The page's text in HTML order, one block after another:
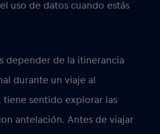
uso de datos cuando estás
depender de la itinerancia
durante un viaje al
tiene sentido explorar las
antelación. Antes de viajar